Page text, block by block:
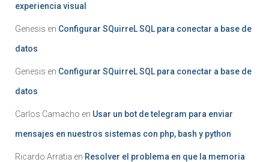
experiencia visual
Genesis en Configurar SQuirreL SQL para conectar a base de
datos
Genesis en Configurar SQuirreL SQL para conectar a base de
datos
Carlos Camacho en Usar un bot de telegram para enviar
mensajes en nuestros sistemas con php, bash y python
Ricardo Arratia en Resolver el problema en que la memoria